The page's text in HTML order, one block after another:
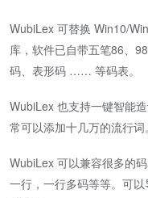
WubiLex 可替换 Win10/
库，软件已自带五笔86、
码、表形码 …… 等码表。
WubiLex 也支持一键智能
常可以添加十几万的流行词
WubiLex 可以兼容很多的
一行，一行多码等等。可